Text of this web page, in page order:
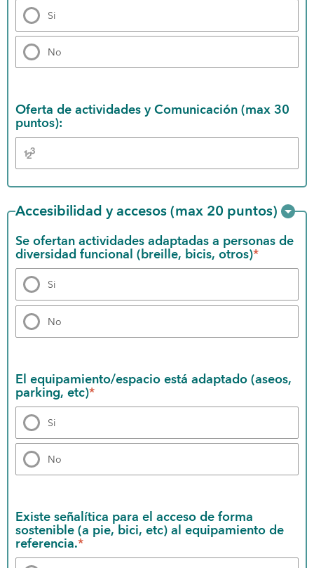
Si
No
Oferta de actividades y Comunicación (max 30
puntos):
Accesibilidad y accesos (max 20 puntos)
Se ofertan actividades adaptadas a personas de
diversidad funcional (breille, bicis, otros)*
Si
No
El equipamiento/espacio está adaptado (aseos,
parking, etc)*
Si
No
Existe señalítica para el acceso de forma
sostenible (a pie, bici, etc) al equipamiento de
referencia.*